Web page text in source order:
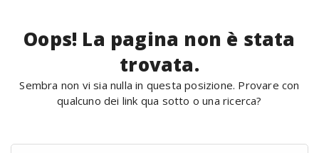
Oops! La pagina non è stata
trovata.
Sembra non vi sia nulla in questa posizione. Provare con
qualcuno dei link qua sotto o una ricerca?